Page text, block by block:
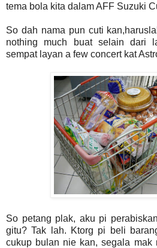
tema bola kita dalam AFF Suzuki
So dah nama pun cuti
nothing much buat selain dari
sempat layan a few concert kat
So petang plak, aku pi
gitu? Tak lah. Ktorg pi beli
cukup bulan nie kan, segala mak